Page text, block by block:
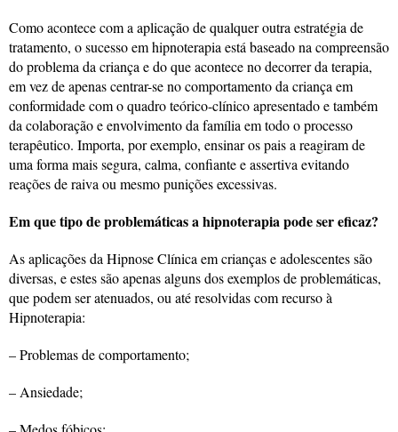
Como acontece com a aplicação de qualquer outra estratégia de
tratamento, o sucesso em hipnoterapia está baseado na compreensão
do problema da criança e do que acontece no decorrer da terapia,
em vez de apenas centrar-se no comportamento da criança em
conformidade com o quadro teórico-clínico apresentado e também
da colaboração e envolvimento da família em todo o processo
terapêutico. Importa, por exemplo, ensinar os pais a reagiram de
uma forma mais segura, calma, confiante e assertiva evitando
reações de raiva ou mesmo punições excessivas.
Em que tipo de problemáticas a hipnoterapia pode ser eficaz?
As aplicações da Hipnose Clínica em crianças e adolescentes são
diversas, e estes são apenas alguns dos exemplos de problemáticas,
que podem ser atenuados, ou até resolvidas com recurso à
Hipnoterapia:
– Problemas de comportamento;
– Ansiedade;